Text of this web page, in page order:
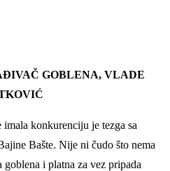
GOBLENA, VLADE
imala konkurenciju je tezga sa
Bašte. Nije ni čudo što nema
i platna za vez pripada